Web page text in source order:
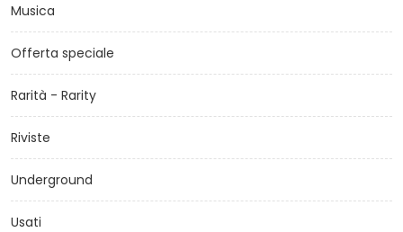
Musica
Offerta speciale
Rarità - Rarity
Riviste
Underground
Usati